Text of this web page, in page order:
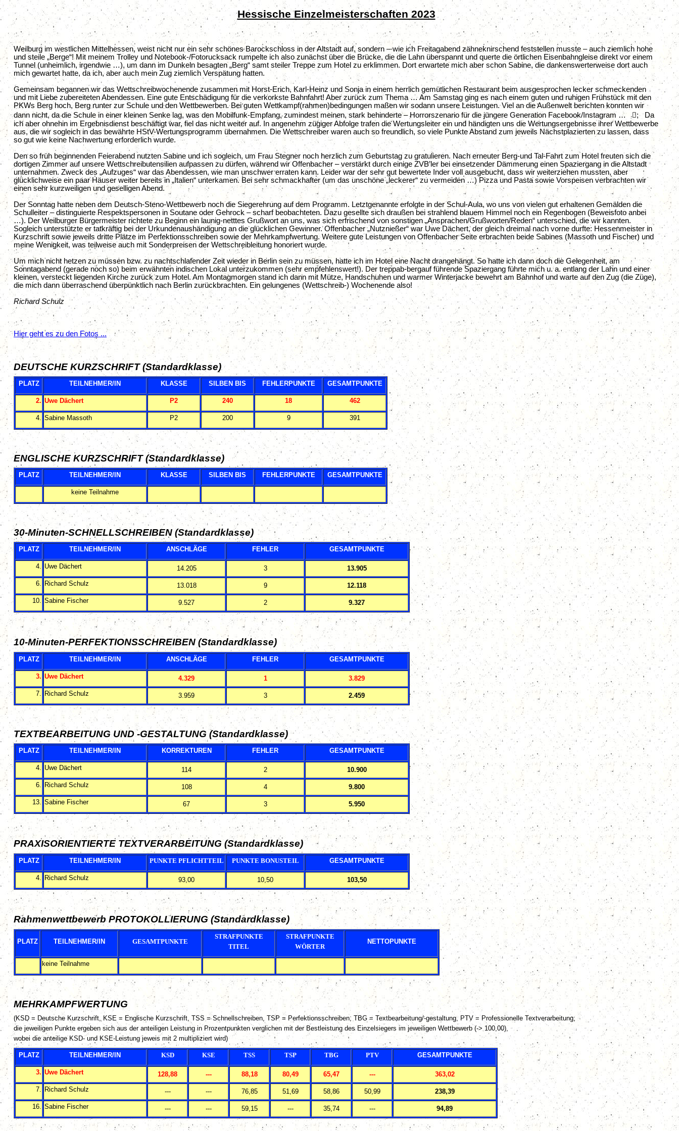
Hessische Einzelmeisterschaften 2023
Weilburg im westlichen Mittelhessen, weist nicht nur ein sehr schönes Barockschloss in der Altstadt auf, sondern – wie ich Freitagabend zähneknirschend feststellen musste – auch ziemlich hohe
und steile „Berge“! Mit meinem Trolley und Notebook-/Fotorucksack rumpelte ich also zunächst über die Brücke, die die Lahn überspannt und querte die örtlichen Eisenbahngleise direkt vor einem
Tunnel (unheimlich, irgendwie …), um dann im Dunkeln besagten „Berg“ samt steiler Treppe zum Hotel zu erklimmen. Dort erwartete mich aber schon Sabine, die dankenswerterweise dort auch
mich gewartet hatte, da ich, aber auch mein Zug ziemlich Verspätung hatten.
Gemeinsam begannen wir das Wettschreibwochenende zusammen mit Horst-Erich, Karl-Heinz und Sonja in einem herrlich gemütlichen Restaurant beim ausgesprochen lecker schmeckenden
und mit Liebe zubereiteten Abendessen. Eine gute Entschädigung für die verkorkste Bahnfahrt! Aber zurück zum Thema … Am Samstag ging es nach einem guten und ruhigen Frühstück mit den
PKWs Berg hoch, Berg runter zur Schule und den Wettbewerben. Bei guten Wettkampf(rahmen)bedingungen maßen wir sodann unsere Leistungen. Viel an die Außenwelt berichten konnten wir
dann nicht, da die Schule in einer kleinen Senke lag, was den Mobilfunk-Empfang, zumindest meinen, stark behinderte – Horrorszenario für die jüngere Generation Facebook/Instagram …;Da
ich aber ohnehin im Ergebnisdienst beschäftigt war, fiel das nicht weiter auf. In angenehm zügiger Abfolge trafen die Wertungsleiter ein und händigten uns die Wertungsergebnisse ihrer Wettbewerbe
aus, die wir sogleich in das bewährte HStV-Wertungsprogramm übernahmen. Die Wettschreiber waren auch so freundlich, so viele Punkte Abstand zum jeweils Nächstplazierten zu lassen, dass
so gut wie keine Nachwertung erforderlich wurde.
Den so früh beginnenden Feierabend nutzten Sabine und ich sogleich, um Frau Stegner noch herzlich zum Geburtstag zu gratulieren. Nach erneuter Berg-und Tal-Fahrt zum Hotel freuten sich die
dortigen Zimmer auf unsere Wettschreibutensilien aufpassen zu dürfen, während wir Offenbacher – verstärkt durch einige ZVB’ler bei einsetzender Dämmerung einen Spaziergang in die Altstadt
unternahmen. Zweck des „Aufzuges“ war das Abendessen, wie man unschwer erraten kann. Leider war der sehr gut bewertete Inder voll ausgebucht, dass wir weiterziehen mussten, aber
glücklichweise ein paar Häuser weiter bereits in „Italien“ unterkamen. Bei sehr schmackhafter (um das unschöne „leckerer“ zu vermeiden …) Pizza und Pasta sowie Vorspeisen verbrachten wir
einen sehr kurzweiligen und geselligen Abend.
Der Sonntag hatte neben dem Deutsch-Steno-Wettbewerb noch die Siegerehrung auf dem Programm. Letztgenannte erfolgte in der Schul-Aula, wo uns von vielen gut erhaltenen Gemälden die
Schulleiter – distinguierte Respektspersonen in Soutane oder Gehrock – scharf beobachteten. Dazu gesellte sich draußen bei strahlend blauem Himmel noch ein Regenbogen (Beweisfoto anbei
…). Der Weilburger Bürgermeister richtete zu Beginn ein launig-netttes Grußwort an uns, was sich erfrischend von sonstigen „Ansprachen/Grußworten/Reden“ unterschied, die wir kannten.
Sogleich unterstützte er tatkräftig bei der Urkundenaushändigung an die glücklichen Gewinner. Offenbacher „Nutznießer“ war Uwe Dächert, der gleich dreimal nach vorne durfte: Hessenmeister in
Kurzschrift sowie jeweils dritte Plätze im Perfektionsschreiben sowie der Mehrkampfwertung. Weitere gute Leistungen von Offenbacher Seite erbrachten beide Sabines (Massoth und Fischer) und
meine Wenigkeit, was teilweise auch mit Sonderpreisen der Wettschreibleitung honoriert wurde.
Um mich nicht hetzen zu müssen bzw. zu nachtschlafender Zeit wieder in Berlin sein zu müssen, hatte ich im Hotel eine Nacht drangehängt. So hatte ich dann doch die Gelegenheit, am
Sonntagabend (gerade noch so) beim erwähnten indischen Lokal unterzukommen (sehr empfehlenswert!). Der treppab-bergauf führende Spaziergang führte mich u. a. entlang der Lahn und einer
kleinen, versteckt liegenden Kirche zurück zum Hotel. Am Montagmorgen stand ich dann mit Mütze, Handschuhen und warmer Winterjacke bewehrt am Bahnhof und warte auf den Zug (die Züge),
die mich dann überraschend überpünktlich nach Berlin zurückbrachten. Ein gelungenes (Wettschreib-) Wochenende also!
Richard Schulz
Hier geht es zu den Fotos ...
DEUTSCHE KURZSCHRIFT (Standardklasse)
PLATZ TEILNEHMER/IN KLASSE SILBEN BIS FEHLERPUNKTE GESAMTPUNKTE
2. Uwe Dächert P2 240 18 462
4. Sabine Massoth P2 200 9 391
ENGLISCHE KURZSCHRIFT (Standardklasse)
PLATZ TEILNEHMER/IN KLASSE SILBEN BIS FEHLERPUNKTE GESAMTPUNKTE
keine Teilnahme
30-Minuten-SCHNELLSCHREIBEN (Standardklasse)
PLATZ TEILNEHMER/IN ANSCHLÄGE FEHLER GESAMTPUNKTE
4. Uwe Dächert 14.205 3
13.905
6. Richard Schulz 13.018 9
12.118
10. Sabine Fischer 9.527 2 9.327
10-Minuten-PERFEKTIONSSCHREIBEN (Standardklasse)
PLATZ TEILNEHMER/IN ANSCHLÄGE FEHLER GESAMTPUNKTE
3. Uwe Dächert 4.329 1
3.829
7. Richard Schulz 3.959 3 2.459
TEXTBEARBEITUNG UND -GESTALTUNG (Standardklasse)
PLATZ TEILNEHMER/IN KORREKTUREN FEHLER GESAMTPUNKTE
4. Uwe Dächert 114 2
10.900
6. Richard Schulz 108 4
9.800
13. Sabine Fischer 67 3 5.950
PRAXISORIENTIERTE TEXTVERARBEITUNG (Standardklasse)
PLATZ TEILNEHMER/IN PUNKTE PFLICHTTEIL PUNKTE BONUSTEIL GESAMTPUNKTE
4. Richard Schulz 93,00 10,50 103,50
Rahmenwettbewerb PROTOKOLLIERUNG(Standardklasse)
PLATZ TEILNEHMER/IN GESAMTPUNKTE
STRAFPUNKTE
TITEL
STRAFPUNKTE
WÖRTER
NETTOPUNKTE
keine Teilnahme
MEHRKAMPFWERTUNG
(KSD = Deutsche Kurzschrift, KSE = Englische Kurzschrift, TSS = Schnellschreiben, TSP = Perfektionsschreiben, TBG = Textbearbeitung/-gestaltung, PTV = Professionelle Textverarbeitung;
die jeweiligen Punkte ergeben sich aus der anteiligen Leistung in Prozentpunkten verglichen mit der Bestleistung des Einzelsiegers im jeweiligen Wettbewerb (-> 100,00),
wobei die anteilige KSD- und KSE-Leistung jeweis mit 2 multipliziert wird)
PLATZ TEILNEHMER/IN KSD KSE TSS TSP TBG PTV GESAMTPUNKTE
3. Uwe Dächert 128,88 --- 88,18 80,49 65,47 ---
363,02
7. Richard Schulz --- --- 76,85 51,69 58,86 50,99
238,39
16. Sabine Fischer --- --- 59,15 --- 35,74 --- 94,89